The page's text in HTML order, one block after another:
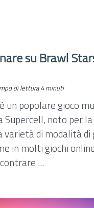
su Brawl
di lettura 4 minuti
un popolare gioco
Supercell, noto per
di modalità di
in molti giochi
...